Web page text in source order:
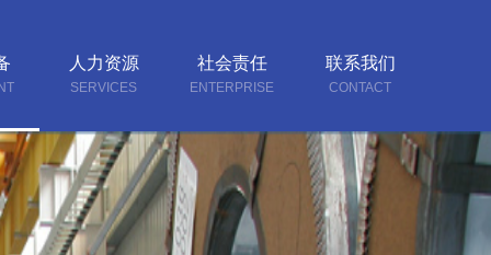
人力资源
SERVICES
社会责任
ENTERPRISE
联系我们
CONTACT